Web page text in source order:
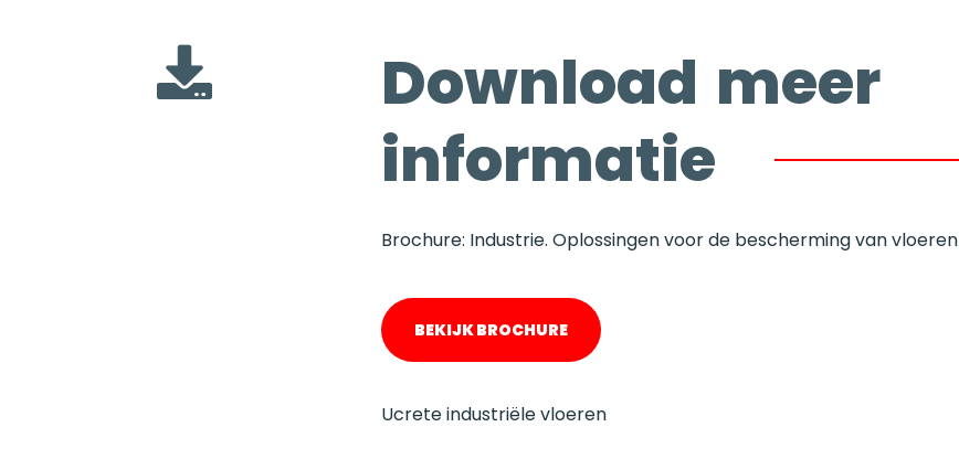
Download meer
informatie
Brochure: Industrie. Oplossingen voor de bescherming van vloeren
BEKIJK BROCHURE
Ucrete industriële vloeren